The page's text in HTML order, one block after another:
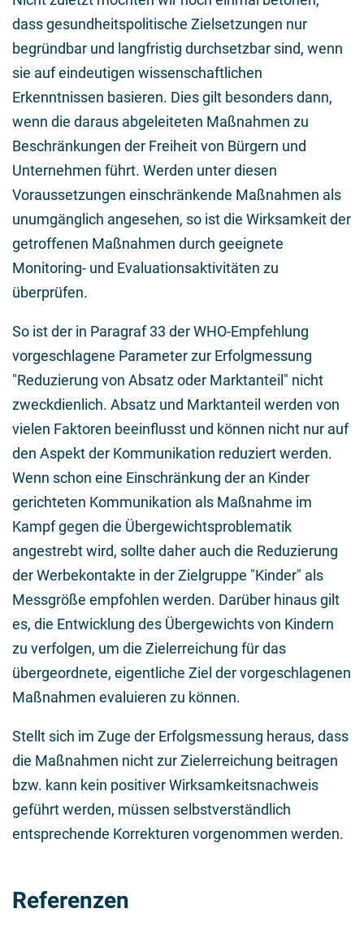
dass gesundheitspolitische Zielsetzungen nur
begründbar und langfristig durchsetzbar sind, wenn
sie auf eindeutigen wissenschaftlichen
Erkenntnissen basieren. Dies gilt besonders dann,
wenn die daraus abgeleiteten Maßnahmen zu
Beschränkungen der Freiheit von Bürgern und
Unternehmen führt. Werden unter diesen
Voraussetzungen einschränkende Maßnahmen als
unumgänglich angesehen, so ist die Wirksamkeit der
getroffenen Maßnahmen durch geeignete
Monitoring- und Evaluationsaktivitäten zu
überprüfen.
So ist der in Paragraf 33 der WHO-Empfehlung
vorgeschlagene Parameter zur Erfolgmessung
"Reduzierung von Absatz oder Marktanteil" nicht
zweckdienlich. Absatz und Marktanteil werden von
vielen Faktoren beeinflusst und können nicht nur auf
den Aspekt der Kommunikation reduziert werden.
Wenn schon eine Einschränkung der an Kinder
gerichteten Kommunikation als Maßnahme im
Kampf gegen die Übergewichtsproblematik
angestrebt wird, sollte daher auch die Reduzierung
der Werbekontakte in der Zielgruppe "Kinder" als
Messgröße empfohlen werden. Darüber hinaus gilt
es, die Entwicklung des Übergewichts von Kindern
zu verfolgen, um die Zielerreichung für das
übergeordnete, eigentliche Ziel der vorgeschlagenen
Maßnahmen evaluieren zu können.
Stellt sich im Zuge der Erfolgsmessung heraus, dass
die Maßnahmen nicht zur Zielerreichung beitragen
bzw. kann kein positiver Wirksamkeitsnachweis
geführt werden, müssen selbstverständlich
entsprechende Korrekturen vorgenommen werden.
Referenzen